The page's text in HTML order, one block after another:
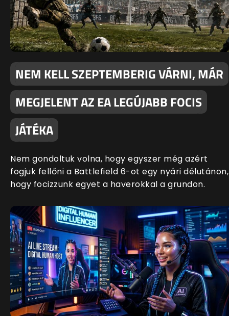
NEM KELL SZEPTEMBERIG VÁRNI, MÁR
MEGJELENT AZ EA LEGÚJABB FOCIS
JÁTÉKA
Nem gondoltuk volna, hogy egyszer még azért
fogjuk fellőni a Battlefield 6-ot egy nyári délutánon,
hogy focizzunk egyet a haverokkal a grundon.